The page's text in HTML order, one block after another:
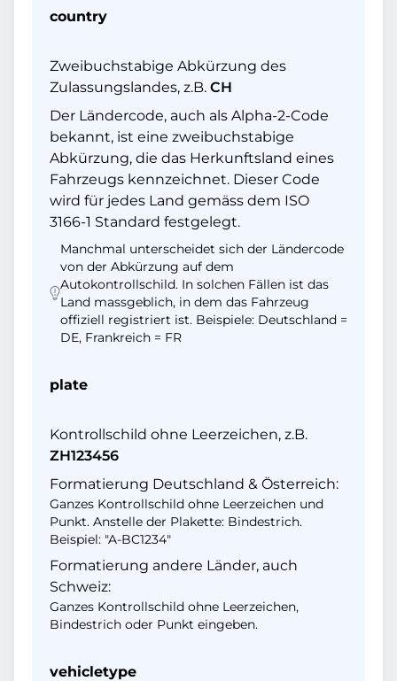
country
Zweibuchstabige Abkürzung des
Zulassungslandes, z.B. CH
Der Ländercode, auch als Alpha-2-Code
bekannt, ist eine zweibuchstabige
Abkürzung, die das Herkunftsland eines
Fahrzeugs kennzeichnet. Dieser Code
wird für jedes Land gemäss dem ISO
3166-1 Standard festgelegt.
Manchmal unterscheidet sich der Ländercode
von der Abkürzung auf dem
Autokontrollschild. In solchen Fällen ist das
Land massgeblich, in dem das Fahrzeug
offiziell registriert ist. Beispiele: Deutschland =
DE, Frankreich = FR
plate
Kontrollschild ohne Leerzeichen, z.B.
ZH123456
Formatierung Deutschland & Österreich:
Ganzes Kontrollschild ohne Leerzeichen und
Punkt. Anstelle der Plakette: Bindestrich.
Beispiel: "A-BC1234"
Formatierung andere Länder, auch
Schweiz:
Ganzes Kontrollschild ohne Leerzeichen,
Bindestrich oder Punkt eingeben.
vehicletype